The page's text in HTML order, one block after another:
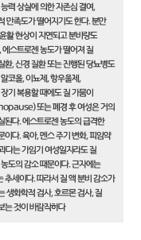
력 상실에 의한 자존심 결여,
만족도가 떨어지기도 한다. 분만
활 현상이 지연되고 분비량도
스트로젠 농도가 떨어져 질
환, 신경 질환 또는 진행된 당뇨병도
코올, 이뇨제, 항우울제,
기 복용할 때에도 질 가뭄이
또는 폐경 후 여성은 거의
된다. 에스트로젠 농도의 급격한
이다. 육아, 멘스 주기 변화, 피임약
다는 가임기 여성일지라도 질
도의 감소 때문이다. 근자에는
추세이다. 따라서 질 액 분비 감소가
생화학적 검사, 호르몬 검사, 질
는 것이 바람직하다